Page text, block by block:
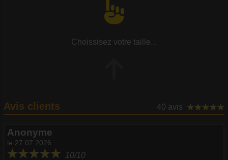
Choissisez votre taille...
Avis clients 40 avis
Anonyme
le 27.07.2026
10/10